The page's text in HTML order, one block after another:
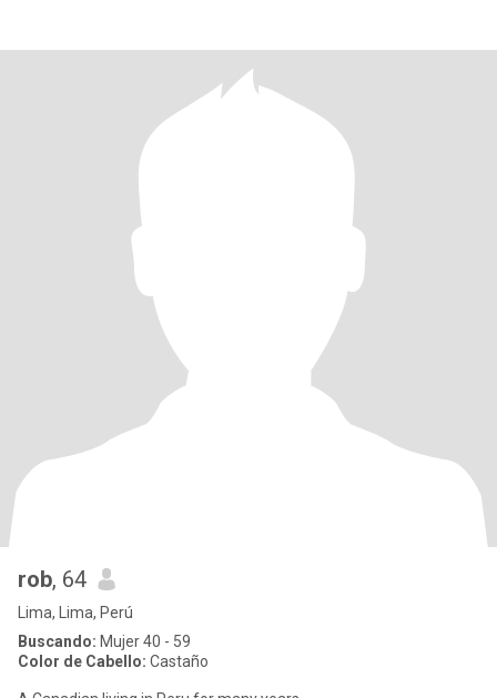
rob, 64
Lima, Lima, Perú
Buscando: Mujer 40 - 59
Color de Cabello: Castaño